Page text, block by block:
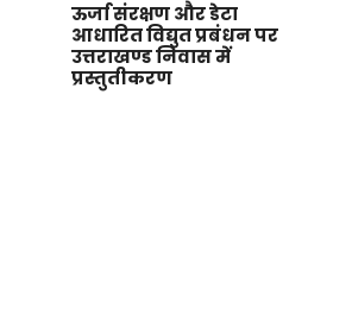
ऊर्जा संरक्षण और डेटा
आधारित विद्युत प्रबंधन पर
उत्तराखण्ड निवास में
प्रस्तुतीकरण